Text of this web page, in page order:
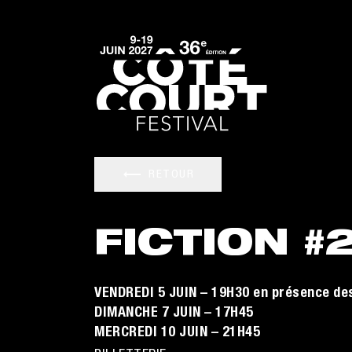
FICTION
VENDREDI 5 JUIN – 19H30 en présence
DIMANCHE 7 JUIN – 17H45
MERCREDI 10 JUIN – 21H45